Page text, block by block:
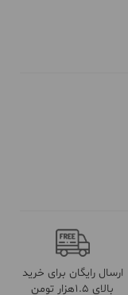
ارسال رایگان برای خرید
بالای 1.5هزار تومن